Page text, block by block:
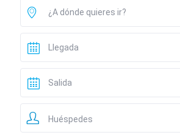
Huéspedes